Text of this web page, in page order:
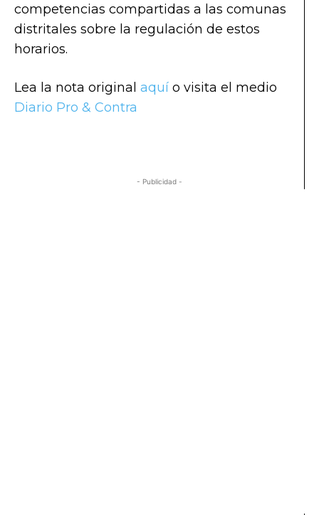
competencias compartidas a las comunas
distritales sobre la regulación de estos
horarios.
Lea la nota original aquí o visita el medio
Diario Pro & Contra
- Publicidad -